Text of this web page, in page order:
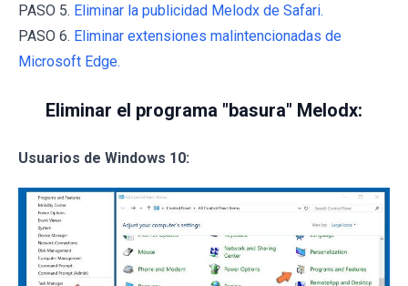
PASO 5. Eliminar la publicidad Melodx de Safari.
PASO 6. Eliminar extensiones malintencionadas de
Microsoft Edge.
Eliminar el programa "basura" Melodx:
Usuarios de Windows 10: